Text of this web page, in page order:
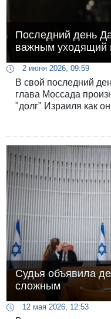
Последний день
важным уходящий
2 июня 2026, 09:59
В свой последний
глава Моссада
"долг" Израиля как
Судья объявила
сложным
12 мая 2026, 12:53